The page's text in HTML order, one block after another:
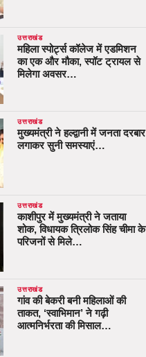
उत्तराखंड
महिला स्पोर्ट्स कॉलेज में एडमिशन
का एक और मौका, स्पॉट ट्रायल से
मिलेगा अवसर…
उत्तराखंड
मुख्यमंत्री ने हल्द्वानी में जनता दरबार
लगाकर सुनी समस्याएं…
उत्तराखंड
काशीपुर में मुख्यमंत्री ने जताया
शोक, विधायक त्रिलोक सिंह चीमा के
परिजनों से मिले…
उत्तराखंड
गांव की बेकरी बनी महिलाओं की
ताकत, ‘स्वाभिमान’ ने गढ़ी
आत्मनिर्भरता की मिसाल…